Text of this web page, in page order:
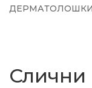
Слични